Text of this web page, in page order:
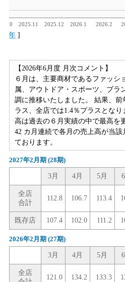
2025.11 2025.12 2026.1 2026.2
1年]
【2026年6月度 月次コメント】
６月は、主要商材であるファッシ
属、アウトドア・スポーツ、ブラ
調に推移いたしました。 結果、
ラス、全店では1.4％プラスとな
高は過去の６月実績の中で最高を
42 カ月連続で各月の売上高が当
ております。
2027年2月期 (28期)
3月 4月 5月
全店
合計
112.8 106.7 113.4
既存店 107.4 102.0 111.2
2026年2月期 (27期)
3月 4月 5月
全店
121.0 134.2 133.3